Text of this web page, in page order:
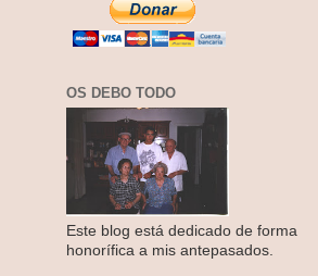
OS DEBO TODO
Este blog está dedicado de forma
honorífica a mis antepasados.